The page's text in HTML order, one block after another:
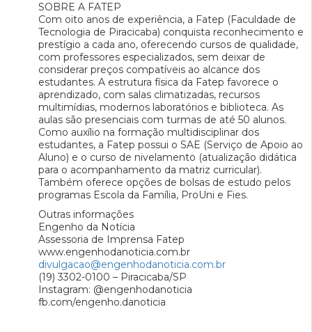
SOBRE A FATEP
Com oito anos de experiência, a Fatep (Faculdade de
Tecnologia de Piracicaba) conquista reconhecimento e
prestígio a cada ano, oferecendo cursos de qualidade,
com professores especializados, sem deixar de
considerar preços compatíveis ao alcance dos
estudantes. A estrutura física da Fatep favorece o
aprendizado, com salas climatizadas, recursos
multimídias, modernos laboratórios e biblioteca. As
aulas são presenciais com turmas de até 50 alunos.
Como auxílio na formação multidisciplinar dos
estudantes, a Fatep possui o SAE (Serviço de Apoio ao
Aluno) e o curso de nivelamento (atualização didática
para o acompanhamento da matriz curricular).
Também oferece opções de bolsas de estudo pelos
programas Escola da Família, ProUni e Fies.
Outras informações
Engenho da Notícia
Assessoria de Imprensa Fatep
www.engenhodanoticia.com.br
divulgacao@engenhodanoticia.com.br
(19) 3302-0100 – Piracicaba/SP
Instagram: @engenhodanoticia
fb.com/engenho.danoticia